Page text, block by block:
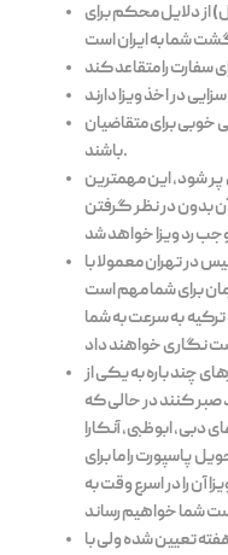
از دلایل محکم برای
برای متقاضیان
باشند.
پر شود، این مهمترین
بدون در نظر گرفتن
در تهران معمولا با
برای شما مهم است
به سرعت به شما
چند باره به یکی از
صبر کنند در حالی که
دبی، ابوظبی، آنکارا
پاسپورت را ما برای
آن را در اسرع وقت به
زمان صدور ویزای انگلیس حداقل 4 هفته تعیین شده ولی با